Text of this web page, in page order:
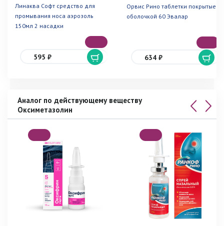
Линаква Софт средство для
промывания носа аэрозоль
150мл 2 насадки
595 ₽
Орвис Рино таблетки покрытые
оболочкой 60 Эвалар
634 ₽
Аналог по действующему веществу
Оксиметазолин